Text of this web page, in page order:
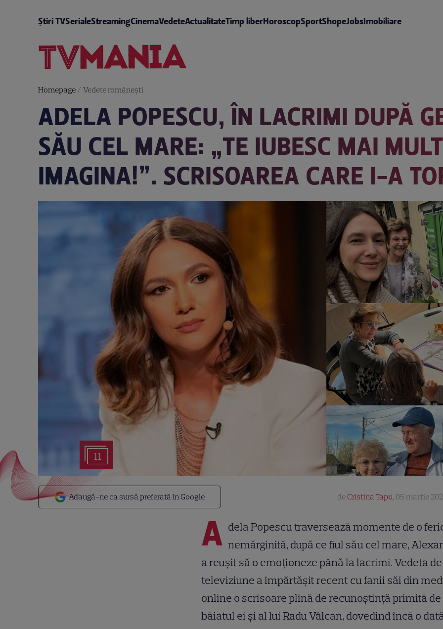
Știri TVSerialeStreamingCinemaVedeteActualitateTimp liberHoroscopSportShopeJobsImobiliare
Homepage/ Vedete româneşti
ADELA POPESCU, ÎN LACRIMI DUPĂ
SĂU CEL MARE: „TE IUBESC MAI
IMAGINA!”. SCRISOAREA CARE I-A
11
Adaugă-ne ca sursă preferată în Google de Cristina Țapu, 05 martie
A dela Popescu traversează momente de o
nemărginită, după ce fiul său cel mare,
a reușit să o emoționeze până la lacrimi. Vedeta de
televiziune a împărtășit recent cu fanii săi din
online o scrisoare plină de recunoștință primită de
băiatul ei și al lui Radu Vâlcan, dovedind încă o